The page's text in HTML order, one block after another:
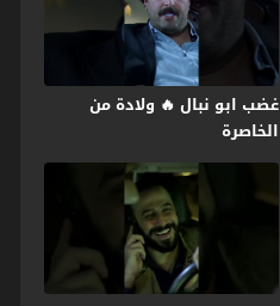
غضب ابو نبال 🔥 ولادة من
الخاصرة